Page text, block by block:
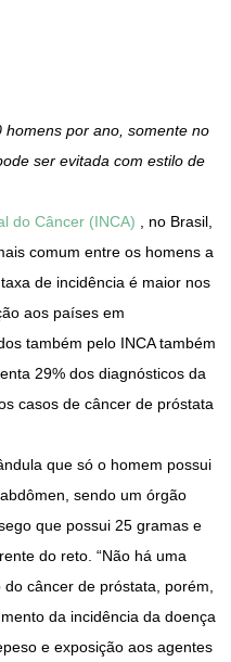
por ano, somente no
ser evitada com estilo de
do Câncer (INCA) , no Brasil,
comum entre os homens a
de incidência é maior nos
aos países em
também pelo INCA também
29% dos diagnósticos da
casos de câncer de próstata
que só o homem possui
sendo um órgão
que possui 25 gramas e
do reto. “Não há uma
câncer de próstata, porém,
da incidência da doença
e exposição aos agentes